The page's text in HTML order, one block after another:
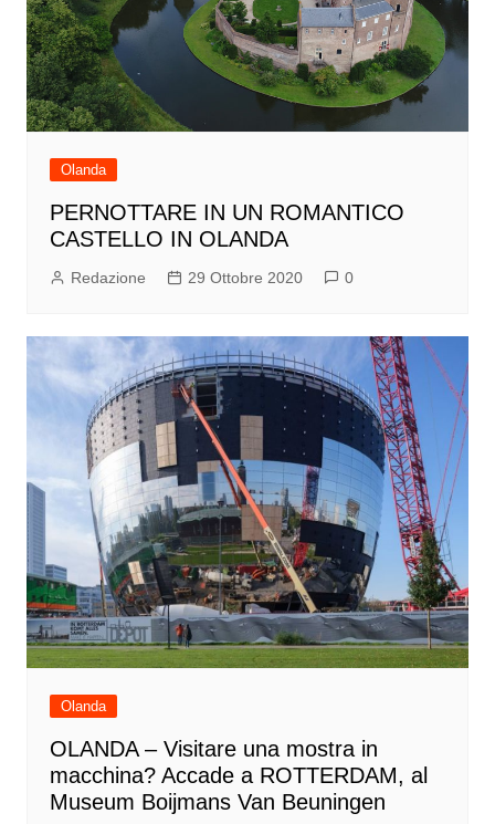
Olanda
PERNOTTARE IN UN ROMANTICO
CASTELLO IN OLANDA
Redazione 29 Ottobre 2020 0
Olanda
OLANDA – Visitare una mostra in
macchina? Accade a ROTTERDAM, al
Museum Boijmans Van Beuningen